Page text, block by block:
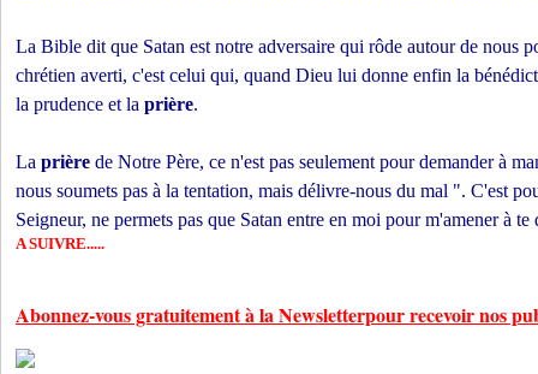
La Bible dit que Satan est notre adversaire qui rôde autour de nous
chrétien averti, c'est celui qui, quand Dieu lui donne enfin la
la prudence et la prière.
La prière de Notre Père, ce n'est pas seulement pour demander à
nous soumets pas à la tentation, mais délivre-nous du mal ". C'est
Seigneur, ne permets pas que Satan entre en moi pour m'amener à te
A SUIVRE.....
Abonnez-vous gratuitement à la Newsletterpour recevoir nos